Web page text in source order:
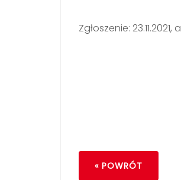
Zgłoszenie:
« POWRÓT